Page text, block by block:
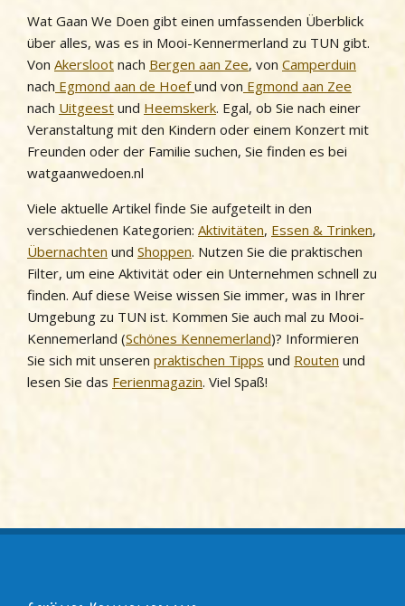
Wat Gaan We Doen gibt einen umfassenden Überblick
über alles, was es in Mooi-Kennermerland zu TUN gibt.
Von Akersloot nach Bergen aan Zee, von Camperduin
nach Egmond aan de Hoefund von Egmond aan Zee
nach Uitgeest und Heemskerk. Egal, ob Sie nach einer
Veranstaltung mit den Kindern oder einem Konzert mit
Freunden oder der Familie suchen, Sie finden es bei
watgaanwedoen.nl
Viele aktuelle Artikel finde Sie aufgeteilt in den
verschiedenen Kategorien: Aktivitäten, Essen & Trinken,
Übernachten und Shoppen. Nutzen Sie die praktischen
Filter, um eine Aktivität oder ein Unternehmen schnell zu
finden. Auf diese Weise wissen Sie immer, was in Ihrer
Umgebung zu TUN ist. Kommen Sie auch mal zu Mooi-
Kennemerland (Schönes Kennemerland)? Informieren
Sie sich mit unseren praktischen Tipps und Routen und
lesen Sie das Ferienmagazin. Viel Spaß!